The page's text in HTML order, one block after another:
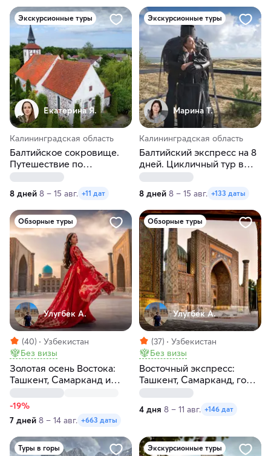
Экскурсионные туры
Екатерина Я.
Калининградская область
Балтийское сокровище.
Путешествие по
Калининграду и области.
8 дней 8 – 15 авг. +11 дат
Экскурсионные туры
Марина Т.
Калининградская область
Балтийский экспресс на 8
дней. Цикличный тур в
Калининград
8 дней 8 – 15 авг. +133 даты
Обзорные туры
Улугбек А.
(40)
Узбекистан
Без визы
Золотая осень Востока:
Ташкент, Самарканд и
Бухара
-19%
7 дней 8 – 14 авг. +663 даты
Обзорные туры
Улугбек А.
(37)
Узбекистан
Без визы
Восточный экспресс:
Ташкент, Самарканд, горы,
Чимган за 4 дня
4 дня 8 – 11 авг. +146 дат
Туры в горы Экскурсионные туры